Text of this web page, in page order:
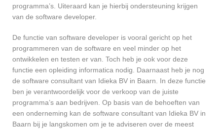
programma’s. Uiteraard kan je hierbij ondersteuning krijgen
van de software developer.
De functie van software developer is vooral gericht op het
programmeren van de software en veel minder op het
ontwikkelen en testen er van. Toch heb je ook voor deze
functie een opleiding informatica nodig. Daarnaast heb je nog
de software consultant van Idieka BV in Baarn. In deze functie
ben je verantwoordelijk voor de verkoop van de juiste
programma’s aan bedrijven. Op basis van de behoeften van
een onderneming kan de software consultant van Idieka BV in
Baarn bij je langskomen om je te adviseren over de meest